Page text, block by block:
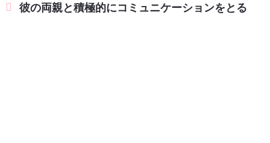
彼の両親と積極的にコミュニケーションをとる